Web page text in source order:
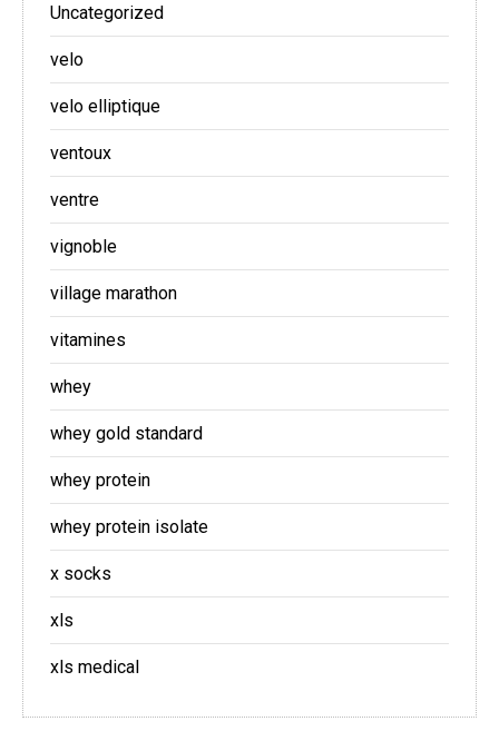
Uncategorized
velo
velo elliptique
ventoux
ventre
vignoble
village marathon
vitamines
whey
whey gold standard
whey protein
whey protein isolate
x socks
xls
xls medical